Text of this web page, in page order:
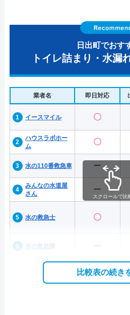
日出町でおす
トイレ詰まり・水漏
業者名 即日対応
イースマイル 〇
ハウスラボホー
ム
〇
水の110番救急車 ー
みんなの水道屋
さん
ー
水の救急士 〇
水の救急隊
スクロールで比
比較表の続き